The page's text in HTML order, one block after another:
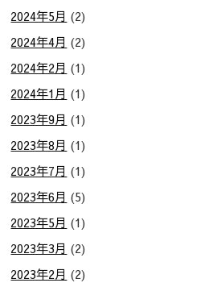
2024年5月 (2)
2024年4月 (2)
2024年2月 (1)
2024年1月 (1)
2023年9月 (1)
2023年8月 (1)
2023年7月 (1)
2023年6月 (5)
2023年5月 (1)
2023年3月 (2)
2023年2月 (2)